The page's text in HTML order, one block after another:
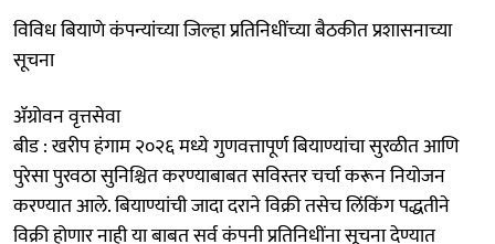
विविध बियाणे कंपन्यांच्या जिल्हा प्रतिनिधींच्या बैठकीत प्रशासनाच्या
सूचना
ॲग्रोवन वृत्तसेवा
बीड : खरीप हंगाम २०२६ मध्ये गुणवत्तापूर्ण बियाण्यांचा सुरळीत आणि
पुरेसा पुरवठा सुनिश्चित करण्याबाबत सविस्तर चर्चा करून नियोजन
करण्यात आले. बियाण्यांची जादा दराने विक्री तसेच लिंकिंग पद्धतीने
विक्री होणार नाही या बाबत सर्व कंपनी प्रतिनिधींना सूचना देण्यात